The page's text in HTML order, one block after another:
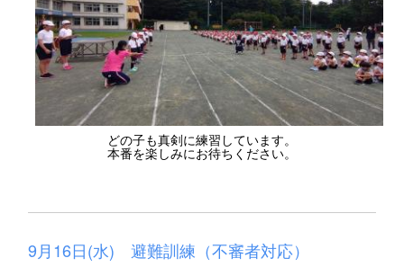
どの子も真剣に練習しています。
本番を楽しみにお待ちください。
9月16日(水) 避難訓練（不審者対応）